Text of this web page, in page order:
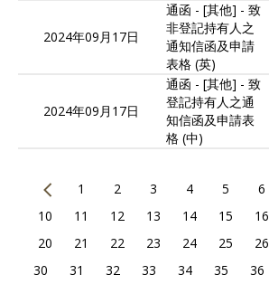
2024年09月17日
通函 - [其他] - 致
非登記持有人之
通知信函及申請
表格 (英)
2024年09月17日
通函 - [其他] - 致
登記持有人之通
知信函及申請表
格 (中)
1 2 3 4 5 6
10
11 12 13 14 15 16
20
21 22 23 24 25 26
30
31 32 33 34 35 36